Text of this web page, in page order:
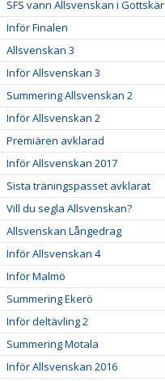
SFS vann Allsvenskan i Gottskär
Inför Finalen
Allsvenskan 3
Inför Allsvenskan 3
Summering Allsvenskan 2
Inför Allsvenskan 2
Premiären avklarad
Inför Allsvenskan 2017
Sista träningspasset avklarat
Vill du segla Allsvenskan?
Allsvenskan Långedrag
Inför Allsvenskan 4
Inför Malmö
Summering Ekerö
Inför deltävling 2
Summering Motala
Inför Allsvenskan 2016